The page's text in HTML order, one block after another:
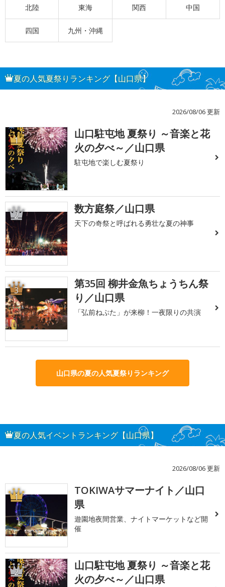
北陸 東海 関西 中国
四国 九州・沖縄
夏の人気夏祭りランキング【山口県】
2026/08/06 更新
1
山口駐屯地 夏祭り ～音楽と花
火の夕べ～／山口県
駐屯地で楽しむ夏祭り
2 数方庭祭／山口県
天下の奇祭と呼ばれる勇壮な夏の神事
3
第35回 柳井金魚ちょうちん祭
り／山口県
「弘前ねぷた」が来柳！一夜限りの共演
山口県の夏の人気夏祭りランキング
夏の人気イベントランキング【山口県】
2026/08/06 更新
1
TOKIWAサマーナイト／山口
県
遊園地夜間営業、ナイトマーケットなど開
催
2
山口駐屯地 夏祭り ～音楽と花
火の夕べ～／山口県